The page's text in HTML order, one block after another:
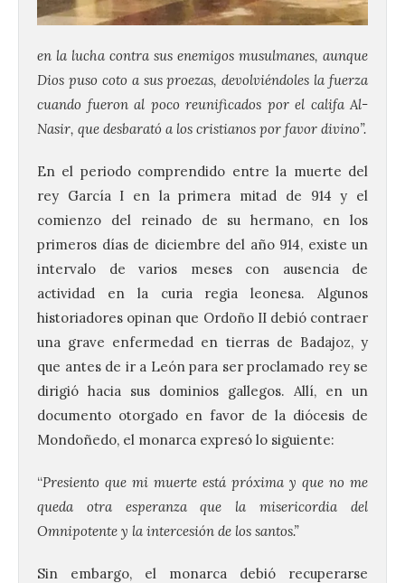
en la lucha contra sus enemigos musulmanes, aunque
Dios puso coto a sus proezas, devolviéndoles la fuerza
cuando fueron al poco reunificados por el califa Al-
Nasir, que desbarató a los cristianos por favor divino”.
En el periodo comprendido entre la muerte del
rey García I en la primera mitad de 914 y el
comienzo del reinado de su hermano, en los
primeros días de diciembre del año 914, existe un
intervalo de varios meses con ausencia de
actividad en la curia regia leonesa. Algunos
historiadores opinan que Ordoño II debió contraer
una grave enfermedad en tierras de Badajoz, y
que antes de ir a León para ser proclamado rey se
dirigió hacia sus dominios gallegos. Allí, en un
documento otorgado en favor de la diócesis de
Mondoñedo, el monarca expresó lo siguiente:
“Presiento que mi muerte está próxima y que no me
queda otra esperanza que la misericordia del
Omnipotente y la intercesión de los santos.”
Sin embargo, el monarca debió recuperarse